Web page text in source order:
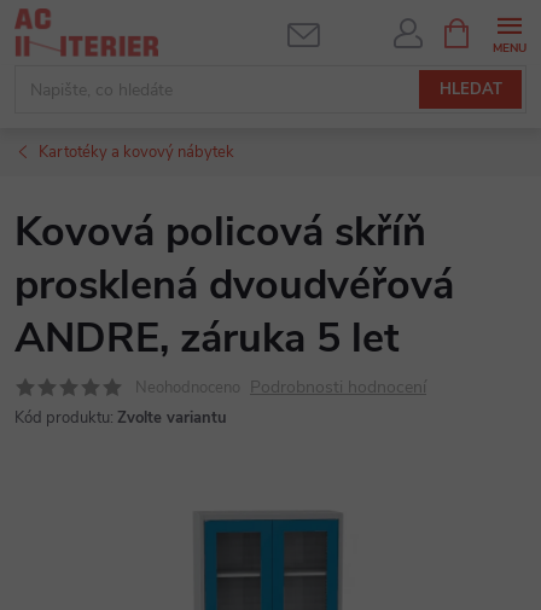
Přejít
na
HLEDAT
NÁKUPNÍ
KOŠÍK
Kartotéky a kovový nábytek
Kovová policová skříň
prosklená dvoudvéřová
ANDRE, záruka 5 let
Neohodnoceno Podrobnosti hodnocení
Kód produktu: Zvolte variantu